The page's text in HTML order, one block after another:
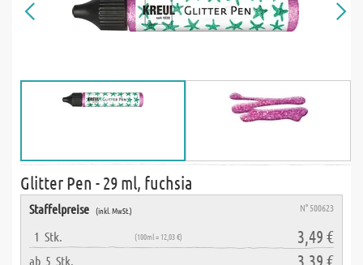
Glitter Pen - 29 ml, fuchsia
Staffelpreise (inkl. MwSt.) N° 500623
1 Stk. (100ml = 12,03 €) 3,49 €
ab 5 Stk. 3,39 €